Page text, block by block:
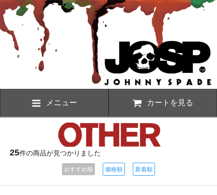
メニュー カートを見る
25件の商品が見つかりました
おすすめ順 価格順 新着順